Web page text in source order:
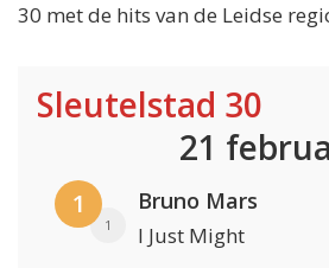
30 met de hits van de Leidse
Sleutelstad 30
21
1
1
Bruno Mars
I Just Might